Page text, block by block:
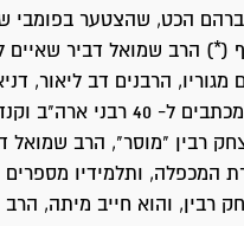
הכט, שהצטער בפומבי
(*) הרב שמואל דביר שאיים
הרבנים דב ליאור,
מלמד, ששלחו מכתבים ל- 40
רבין "מוסר", הרב שמואל
המכפלה, ותלמידיו מספרים
רבין, והוא חייב מיתה, הרב